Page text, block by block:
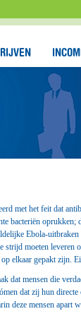
met het feit dat
bacteriën
Ebola-
strijd moeten leveren
elkaar gepakt zijn.
dat mensen die
dat zij hun
deze mensen apart